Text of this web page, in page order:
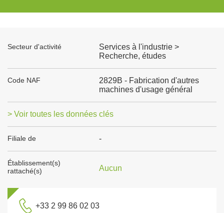
Secteur d'activité
Services à l'industrie >
Recherche, études
Code NAF
2829B - Fabrication d'autres
machines d'usage général
> Voir toutes les données clés
Filiale de -
Établissement(s)
rattaché(s)
Aucun
+33 2 99 86 02 03